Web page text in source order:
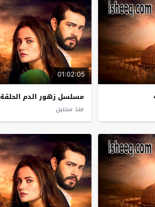
01:02:05
مسلسل زهور الدم الحلقة 411
منذ سنتين